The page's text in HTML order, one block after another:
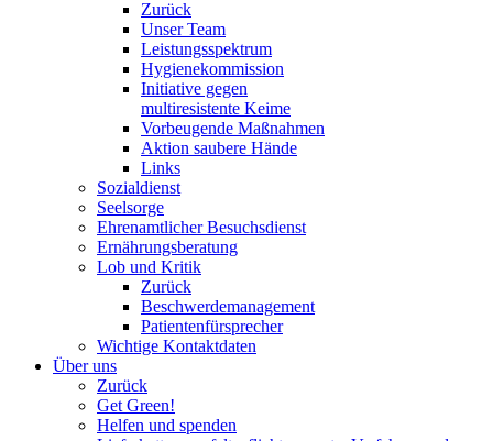
Zurück
Unser Team
Leistungsspektrum
Hygienekommission
Initiative gegen
multiresistente Keime
Vorbeugende Maßnahmen
Aktion saubere Hände
Links
Sozialdienst
Seelsorge
Ehrenamtlicher Besuchsdienst
Ernährungsberatung
Lob und Kritik
Zurück
Beschwerdemanagement
Patientenfürsprecher
Wichtige Kontaktdaten
Über uns
Zurück
Get Green!
Helfen und spenden